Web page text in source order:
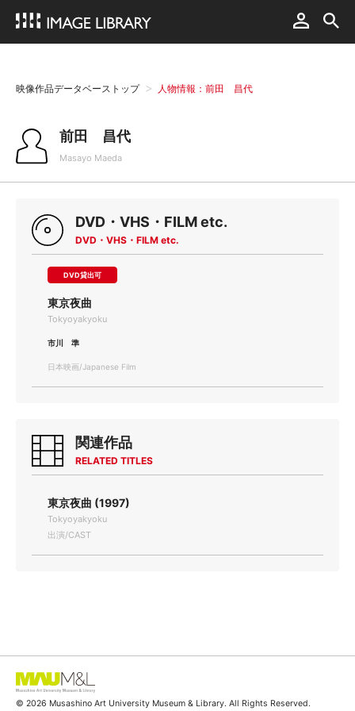
映像作品データベーストップ 人物情報：前田 昌代
前田 昌代
Masayo Maeda
DVD・VHS・FILM etc.
DVD・VHS・FILM etc.
DVD貸出可
東京夜曲
Tokyoyakyoku
市川 準
日本映画/Japanese Film
関連作品
RELATED TITLES
東京夜曲 (1997)
Tokyoyakyoku
出演/CAST
© 2026 Musashino Art University Museum & Library. All Rights Reserved.